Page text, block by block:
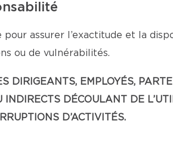
assurer l’exactitude et la
ou de vulnérabilités.
DIRIGEANTS, EMPLOYÉS,
INDIRECTS DÉCOULANT DE
D’ACTIVITÉS.